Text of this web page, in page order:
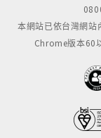
本網站已依台灣網
Chrome版本60